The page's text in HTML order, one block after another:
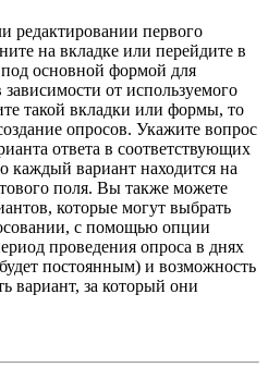
редактировании первого
на вкладке или перейдите в
под основной формой для
от используемого
такой вкладки или формы, то
опросов. Укажите вопрос
ответа в соответствующих
каждый вариант находится на
поля. Вы также можете
которые могут выбрать
с помощью опции
проведения опроса в днях
постоянным) и возможность
вариант, за который они